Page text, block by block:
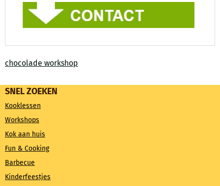
chocolade workshop
SNEL ZOEKEN
Kooklessen
Workshops
Kok aan huis
Fun & Cooking
Barbecue
Kinderfeestjes